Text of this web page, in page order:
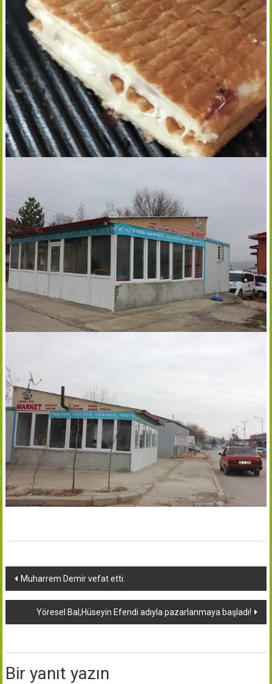
Yazı
dolaşımı
Muharrem Demir vefat etti.
Yöresel Bal,Hüseyin Efendi adıyla pazarlanmaya başladı!
Bir yanıt yazın